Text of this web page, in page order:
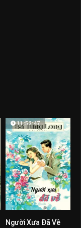
11:52:47
Người Xưa Đã Về